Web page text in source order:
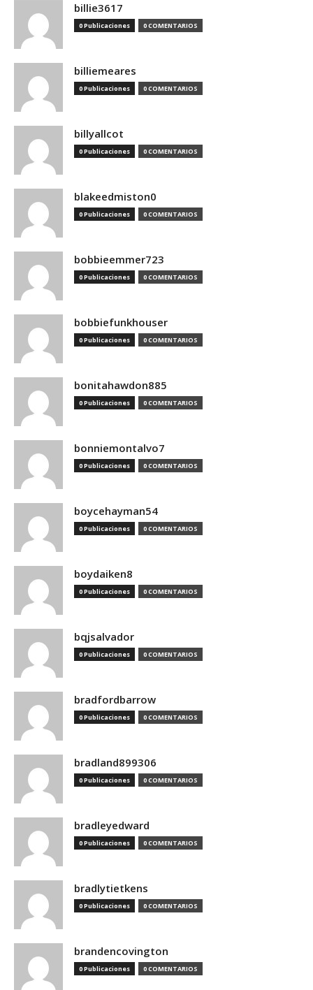
billie3617
0 Publicaciones 0 COMENTARIOS
billiemeares
0 Publicaciones 0 COMENTARIOS
billyallcot
0 Publicaciones 0 COMENTARIOS
blakeedmiston0
0 Publicaciones 0 COMENTARIOS
bobbieemmer723
0 Publicaciones 0 COMENTARIOS
bobbiefunkhouser
0 Publicaciones 0 COMENTARIOS
bonitahawdon885
0 Publicaciones 0 COMENTARIOS
bonniemontalvo7
0 Publicaciones 0 COMENTARIOS
boycehayman54
0 Publicaciones 0 COMENTARIOS
boydaiken8
0 Publicaciones 0 COMENTARIOS
bqjsalvador
0 Publicaciones 0 COMENTARIOS
bradfordbarrow
0 Publicaciones 0 COMENTARIOS
bradland899306
0 Publicaciones 0 COMENTARIOS
bradleyedward
0 Publicaciones 0 COMENTARIOS
bradlytietkens
0 Publicaciones 0 COMENTARIOS
brandencovington
0 Publicaciones 0 COMENTARIOS